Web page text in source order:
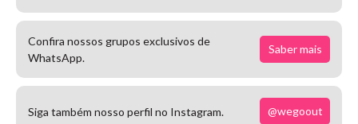
Confira nossos grupos exclusivos de
WhatsApp.
Saber mais
Siga também nosso perfil no Instagram. @wegoout